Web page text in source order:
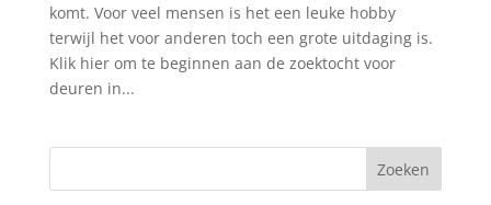
komt. Voor veel mensen is het een leuke hobby
terwijl het voor anderen toch een grote uitdaging is.
Klik hier om te beginnen aan de zoektocht voor
deuren in...